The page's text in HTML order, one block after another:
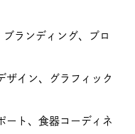
ランディング、プロ
ザイン、グラフィック
ート、食器コーディネ